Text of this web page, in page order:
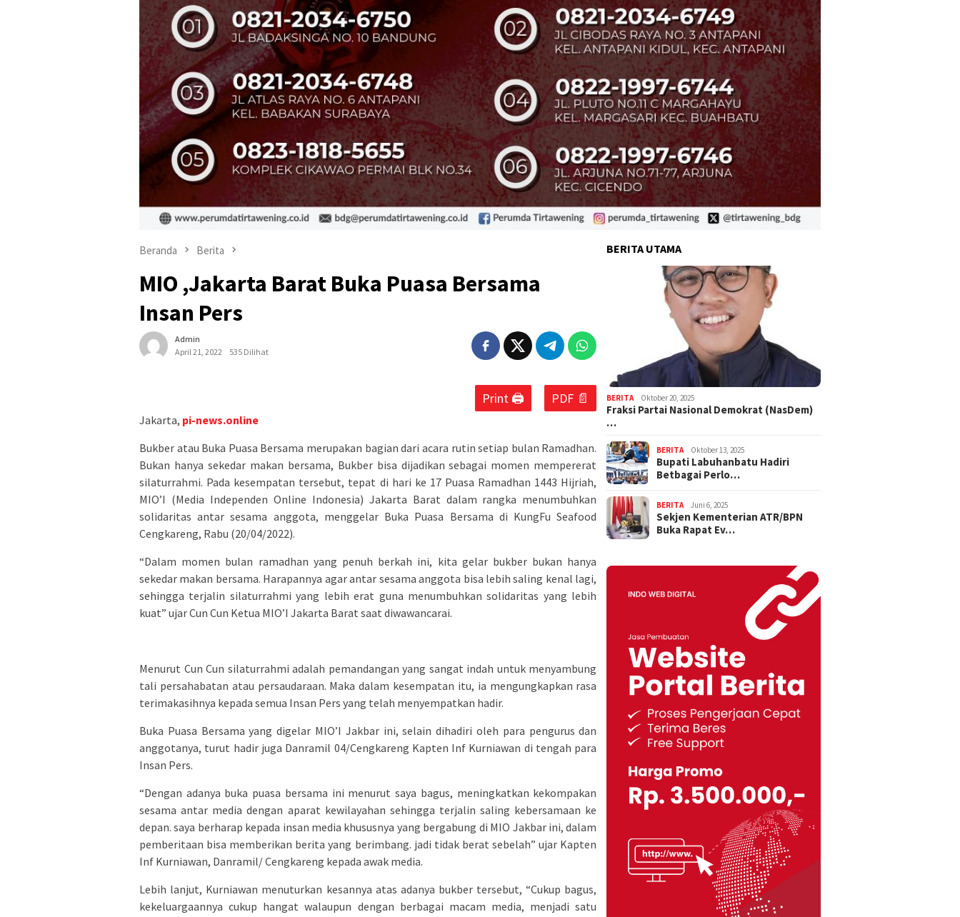
Beranda Berita
MIO ,Jakarta Barat Buka Puasa Bersama
Insan Pers
Admin
April 21, 2022
535 Dilihat
Print 🖨 PDF 📄
Jakarta, pi-news.online
Bukber atau Buka Puasa Bersama merupakan bagian dari acara rutin setiap bulan Ramadhan.
Bukan hanya sekedar makan bersama, Bukber bisa dijadikan sebagai momen mempererat
silaturrahmi. Pada kesempatan tersebut, tepat di hari ke 17 Puasa Ramadhan 1443 Hijriah,
MIO’I (Media Independen Online Indonesia) Jakarta Barat dalam rangka menumbuhkan
solidaritas antar sesama anggota, menggelar Buka Puasa Bersama di KungFu Seafood
Cengkareng, Rabu (20/04/2022).
“Dalam momen bulan ramadhan yang penuh berkah ini, kita gelar bukber bukan hanya
sekedar makan bersama. Harapannya agar antar sesama anggota bisa lebih saling kenal lagi,
sehingga terjalin silaturrahmi yang lebih erat guna menumbuhkan solidaritas yang lebih
kuat” ujar Cun Cun Ketua MIO’I Jakarta Barat saat diwawancarai.
Menurut Cun Cun silaturrahmi adalah pemandangan yang sangat indah untuk menyambung
tali persahabatan atau persaudaraan. Maka dalam kesempatan itu, ia mengungkapkan rasa
terimakasihnya kepada semua Insan Pers yang telah menyempatkan hadir.
Buka Puasa Bersama yang digelar MIO’I Jakbar ini, selain dihadiri oleh para pengurus dan
anggotanya, turut hadir juga Danramil 04/Cengkareng Kapten Inf Kurniawan di tengah para
Insan Pers.
“Dengan adanya buka puasa bersama ini menurut saya bagus, meningkatkan kekompakan
sesama antar media dengan aparat kewilayahan sehingga terjalin saling kebersamaan ke
depan. saya berharap kepada insan media khususnya yang bergabung di MIO Jakbar ini, dalam
pemberitaan bisa memberikan berita yang berimbang. jadi tidak berat sebelah” ujar Kapten
Inf Kurniawan, Danramil/ Cengkareng kepada awak media.
Lebih lanjut, Kurniawan menuturkan kesannya atas adanya bukber tersebut, “Cukup bagus,
kekeluargaannya cukup hangat walaupun dengan berbagai macam media, menjadi satu
BERITA UTAMA
BERITA Oktober 20, 2025
Fraksi Partai Nasional Demokrat (NasDem)
…
BERITA Oktober 13, 2025
Bupati Labuhanbatu Hadiri
Betbagai Perlo…
BERITA Juni 6, 2025
Sekjen Kementerian ATR/BPN
Buka Rapat Ev…